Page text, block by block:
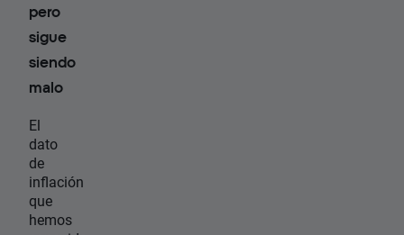
pero
sigue
siendo
malo
El
dato
de
inflación
que
hemos